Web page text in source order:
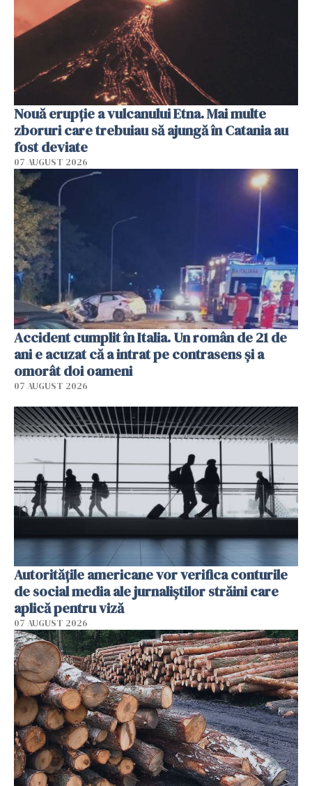
Nouă erupție a vulcanului Etna. Mai multe
zboruri care trebuiau să ajungă în Catania au
fost deviate
07 AUGUST 2026
Accident cumplit în Italia. Un român de 21 de
ani e acuzat că a intrat pe contrasens și a
omorât doi oameni
07 AUGUST 2026
Autorităţile americane vor verifica conturile
de social media ale jurnaliştilor străini care
aplică pentru viză
07 AUGUST 2026